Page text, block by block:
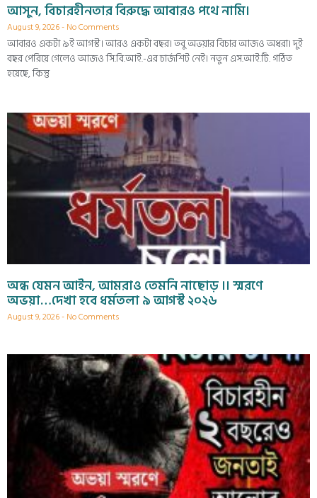
আসুন, বিচারহীনতার বিরুদ্ধে আবারও পথে নামি।
August 9, 2026 No Comments
আবারও একটা ৯ই আগস্ট। আরও একটা বছর। তবু অভয়ার বিচার আজও অধরা। দুই
বছর পেরিয়ে গেলেও আজও সি.বি.আই.-এর চার্জশিট নেই। নতুন এস.আই.টি. গঠিত
হয়েছে, কিন্তু
অন্ধ যেমন আইন, আমরাও তেমনি নাছোড় ।। স্মরণে
অভয়া…দেখা হবে ধর্মতলা ৯ আগস্ট ২০২৬
August 9, 2026 No Comments